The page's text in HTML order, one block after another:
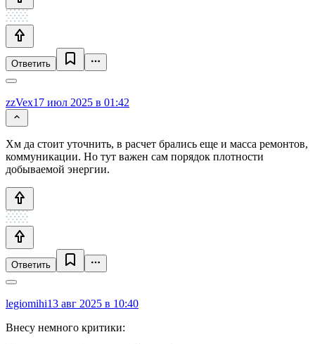
Ответить
zzVex17 июл 2025 в 01:42
Хм да стоит уточнить, в расчет брались еще и масса ремонтов,
коммуникации. Но тут важен сам порядок плотности
добываемой энергии.
Ответить
legiomihi13 авг 2025 в 10:40
Внесу немного критики: